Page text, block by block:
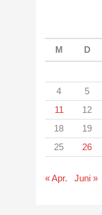
M D
4
5
11
12
18
19
25
26
« Apr. Juni »